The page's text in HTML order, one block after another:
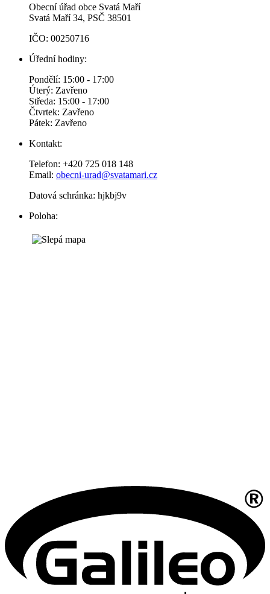
Obecní úřad obce Svatá Maří
Svatá Maří 34, PSČ 38501
IČO: 00250716
Úřední hodiny:
Pondělí: 15:00 - 17:00
Úterý: Zavřeno
Středa: 15:00 - 17:00
Čtvrtek: Zavřeno
Pátek: Zavřeno
Kontakt:
Telefon: +420 725 018 148
Email: obecni-urad@svatamari.cz
Datová schránka: hjkbj9v
Poloha: